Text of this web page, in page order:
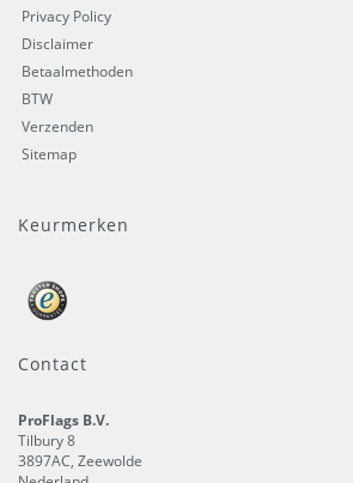
Privacy Policy
Disclaimer
Betaalmethoden
BTW
Verzenden
Sitemap
Keurmerken
Contact
ProFlags B.V.
Tilbury 8
3897AC, Zeewolde